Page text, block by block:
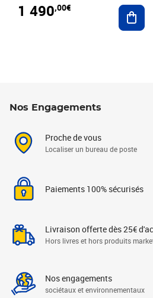
1 490,00€
Nos Engagements
Proche de vous
Localiser un bureau de poste
Paiements 100% sécurisés
Livraison offerte dès 25€
Hors livres et hors produits
Nos engagements
sociétaux et environnementaux